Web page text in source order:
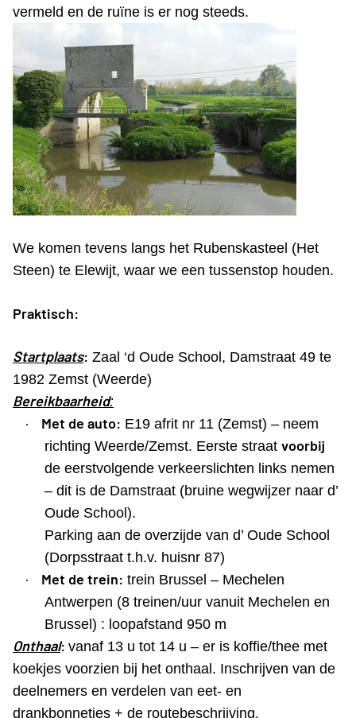
vermeld en de ruïne is er nog steeds.
We komen tevens langs het Rubenskasteel (Het
Steen) te Elewijt, waar we een tussenstop houden.
Praktisch:
Startplaats: Zaal ‘d Oude School, Damstraat 49 te
1982 Zemst (Weerde)
Bereikbaarheid:
· Met de auto: E19 afrit nr 11 (Zemst) – neem
richting Weerde/Zemst. Eerste straat voorbij
de eerstvolgende verkeerslichten links nemen
– dit is de Damstraat (bruine wegwijzer naar d’
Oude School).
Parking aan de overzijde van d’ Oude School
(Dorpsstraat t.h.v. huisnr 87)
· Met de trein: trein Brussel – Mechelen
Antwerpen (8 treinen/uur vanuit Mechelen en
Brussel) : loopafstand 950 m
Onthaal: vanaf 13 u tot 14 u – er is koffie/thee met
koekjes voorzien bij het onthaal. Inschrijven van de
deelnemers en verdelen van eet- en
drankbonnetjes + de routebeschrijving.